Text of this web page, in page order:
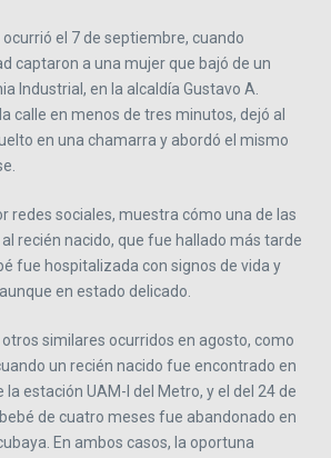
el 7 de septiembre, cuando
captaron a una mujer que bajó de un
Industrial, en la alcaldía Gustavo A.
calle en menos de tres minutos, dejó al
en una chamarra y abordó el mismo
redes sociales, muestra cómo una de las
al recién nacido, que fue hallado más tarde
fue hospitalizada con signos de vida y
en estado delicado.
similares ocurridos en agosto, como
un recién nacido fue encontrado en
la estación UAM-I del Metro, y el del 24 de
de cuatro meses fue abandonado en
En ambos casos, la oportuna